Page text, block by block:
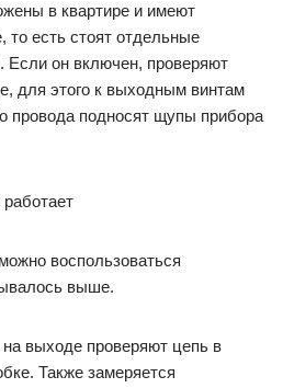
в квартире и имеют
то есть стоят отдельные
Если он включен, проверяют
для этого к выходным винтам
провода подносят щупы прибора
воспользоваться
выше.
выходе проверяют цепь в
Также замеряется